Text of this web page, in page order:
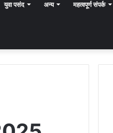
युवा पसंद अन्य महत्वपूर्ण संपर्क